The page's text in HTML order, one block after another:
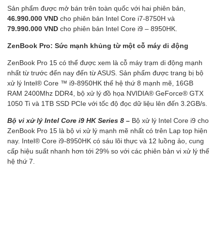
Sản phẩm được mở bán trên toàn quốc với hai phiên bản,
46.990.000 VND cho phiên bản Intel Core i7-8750H và
79.990.000 VND cho phiên bản Intel Core i9 – 8950HK.
ZenBook Pro: Sức mạnh khủng từ một cỗ máy di động
ZenBook Pro 15 có thể được xem là cỗ máy trạm di động mạnh
nhất từ trước đến nay đến từ ASUS. Sản phẩm được trang bị bộ
xử lý Intel® Core ™ i9-8950HK thế hệ thứ 8 mạnh mẽ, 16GB
RAM 2400Mhz DDR4, bộ xử lý đồ họa NVIDIA® GeForce® GTX
1050 Ti và 1TB SSD PCIe với tốc độ đọc dữ liệu lên đến 3.2GB/s.
Bộ vi xử lý Intel Core i9 HK Series 8 – Bộ xử lý Intel Core i9 cho
ZenBook Pro 15 là bộ vi xử lý mạnh mẽ nhất có trên Lap top hiện
nay. Intel® Core i9-8950HK có sáu lõi thực và 12 luồng ảo, cung
cấp hiệu suất nhanh hơn tới 29% so với các phiên bản vi xử lý thế
hệ thứ 7.